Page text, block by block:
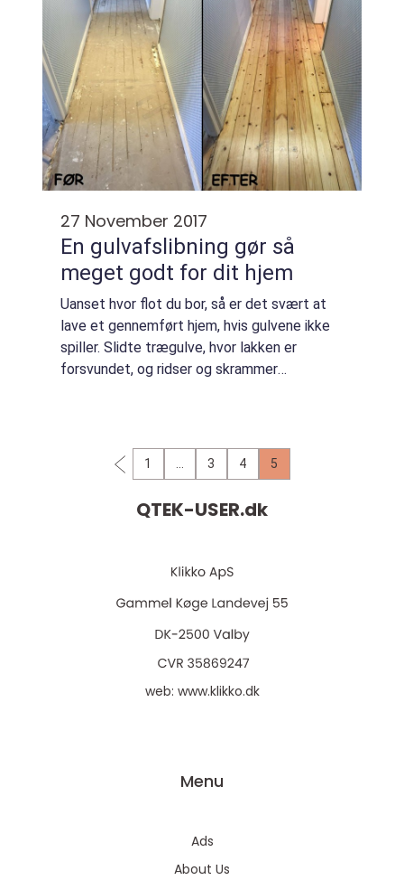
27 November 2017
En gulvafslibning gør så
meget godt for dit hjem
Uanset hvor flot du bor, så er det svært at
lave et gennemført hjem, hvis gulvene ikke
spiller. Slidte trægulve, hvor lakken er
forsvundet, og ridser og skrammer
1 3 4 5
QTEK-USER.dk
web: www.klikko.dk
Menu
Ads
About Us